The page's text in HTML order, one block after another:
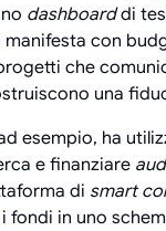
dashboarddi
manifesta con
che
una
esempio, ha
e finanziare
di smart
in uno